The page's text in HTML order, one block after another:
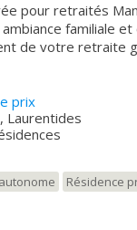
pour retraités
familiale
de votre retraite
La superbe
vous plaira !
prix
Laurentides
Résidence